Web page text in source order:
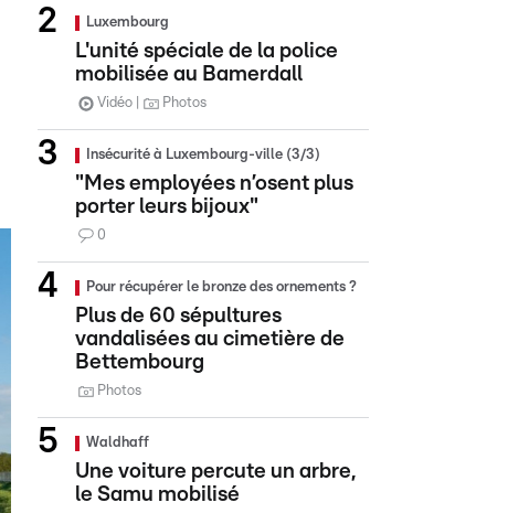
Luxembourg
L'unité spéciale de la police
mobilisée au Bamerdall
Vidéo Photos
Insécurité à Luxembourg-ville (3/3)
"Mes employées n’osent plus
porter leurs bijoux"
0
Pour récupérer le bronze des ornements ?
Plus de 60 sépultures
vandalisées au cimetière de
Bettembourg
Photos
Waldhaff
Une voiture percute un arbre,
le Samu mobilisé